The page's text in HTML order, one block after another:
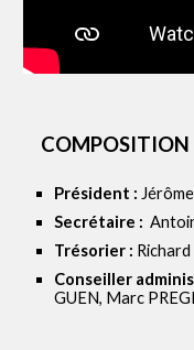
Président :
Secrétaire :
Trésorier :
Conseiller
GUEN, Marc